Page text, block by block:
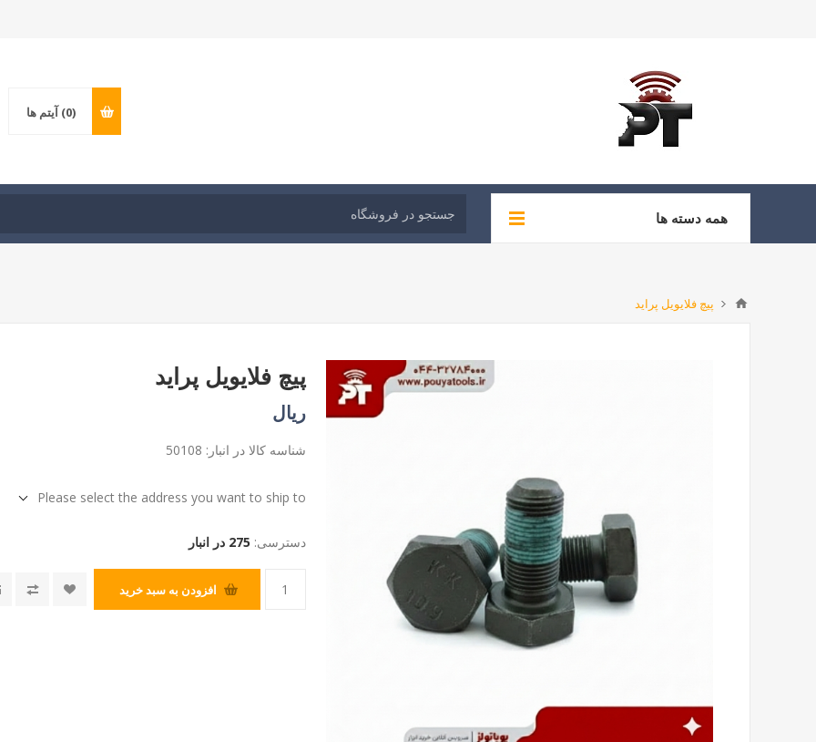
(0) آیتم ها
همه دسته ها
پیچ فلایویل پراید
پیچ فلایویل پراید
ریال
شناسه کالا در انبار: 50108
Please select the address you want to ship to
دسترسی: 275 در انبار
افزودن به سبد خرید